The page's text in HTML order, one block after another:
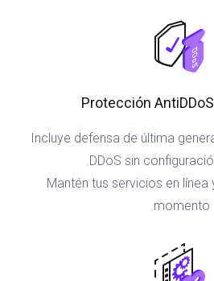
Protección
Incluye defensa de última
DDoS sin
Mantén tus servicios en
momento.